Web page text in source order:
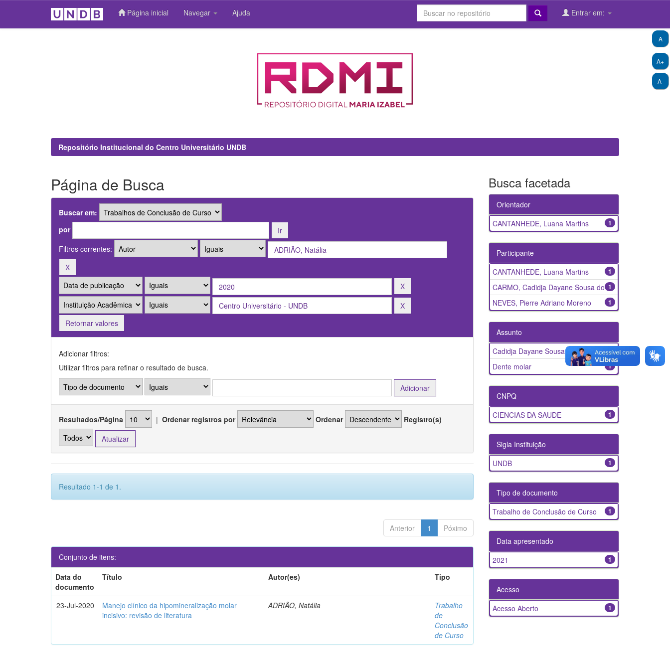
Página inicial Navegar Ajuda Entrar em:
A+
A-
A
Repositório Institucional do Centro Universitário UNDB
Página de Busca
Buscar em:
por
Filtros correntes:
Retornar valores
Adicionar filtros:
Utilizar filtros para refinar o resultado de busca.
Resultados/Página | Ordenar registros por Ordenar Registro(s)
Resultado 1-1 de 1.
Anterior 1 Póximo
Conjunto de itens:
Data do
documento
Título Autor(es) Tipo
23-Jul-2020
Manejo clínico da hipomineralização molar
incisivo: revisão de literatura
ADRIÃO, Natália
Trabalho
de
Conclusão
de Curso
Busca facetada
Orientador
1
CANTANHEDE, Luana Martins
Participante
1
CANTANHEDE, Luana Martins
1
CARMO, Cadidja Dayane Sousa do
1
NEVES, Pierre Adriano Moreno
Assunto
1
Cadidja Dayane Sousa do
1
Dente molar
CNPQ
1
CIENCIAS DA SAUDE
Sigla Instituição
1
UNDB
Tipo de documento
1
Trabalho de Conclusão de Curso
Data apresentado
1
2021
Acesso
1
Acesso Aberto